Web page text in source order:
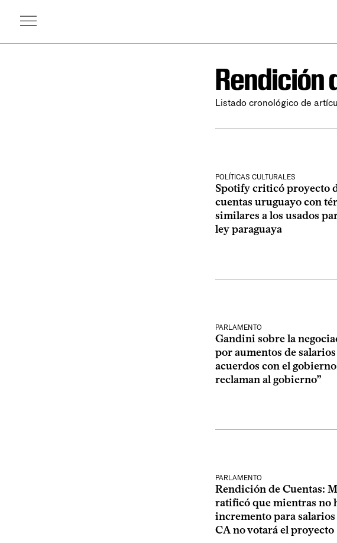
Rendición
Listado cronológico de
POLÍTICAS CULTURALES
Spotify criticó proyecto
cuentas uruguayo con
similares a los usados
ley paraguaya
PARLAMENTO
Gandini sobre la
por aumentos de
acuerdos con el gobierno
reclaman al gobierno”
PARLAMENTO
Rendición de Cuentas:
ratificó que mientras no
incremento para
CA no votará el proyecto